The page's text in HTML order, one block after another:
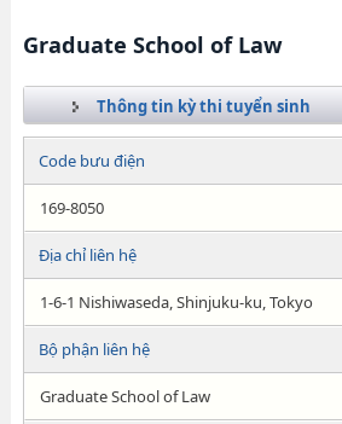
Graduate School of Law
Thông tin kỳ thi tuyển sinh
Code bưu điện
169-8050
Địa chỉ liên hệ
1-6-1 Nishiwaseda, Shinjuku-ku, Tokyo
Bộ phận liên hệ
Graduate School of Law